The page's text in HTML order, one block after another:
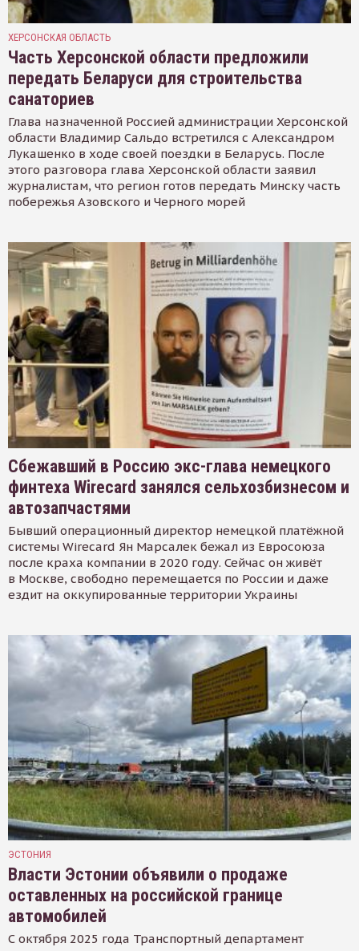
ХЕРСОНСКАЯ ОБЛАСТЬ
Часть Херсонской области предложили
передать Беларуси для строительства
санаториев
Глава назначенной Россией администрации Херсонской
области Владимир Сальдо встретился с Александром
Лукашенко в ходе своей поездки в Беларусь. После
этого разговора глава Херсонской области заявил
журналистам, что регион готов передать Минску часть
побережья Азовского и Черного морей
Сбежавший в Россию экс-глава немецкого
финтеха Wirecard занялся сельхозбизнесом и
автозапчастями
Бывший операционный директор немецкой платёжной
системы Wirecard Ян Марсалек бежал из Евросоюза
после краха компании в 2020 году. Сейчас он живёт
в Москве, свободно перемещается по России и даже
ездит на оккупированные территории Украины
ЭСТОНИЯ
Власти Эстонии объявили о продаже
оставленных на российской границе
автомобилей
С октября 2025 года Транспортный департамент